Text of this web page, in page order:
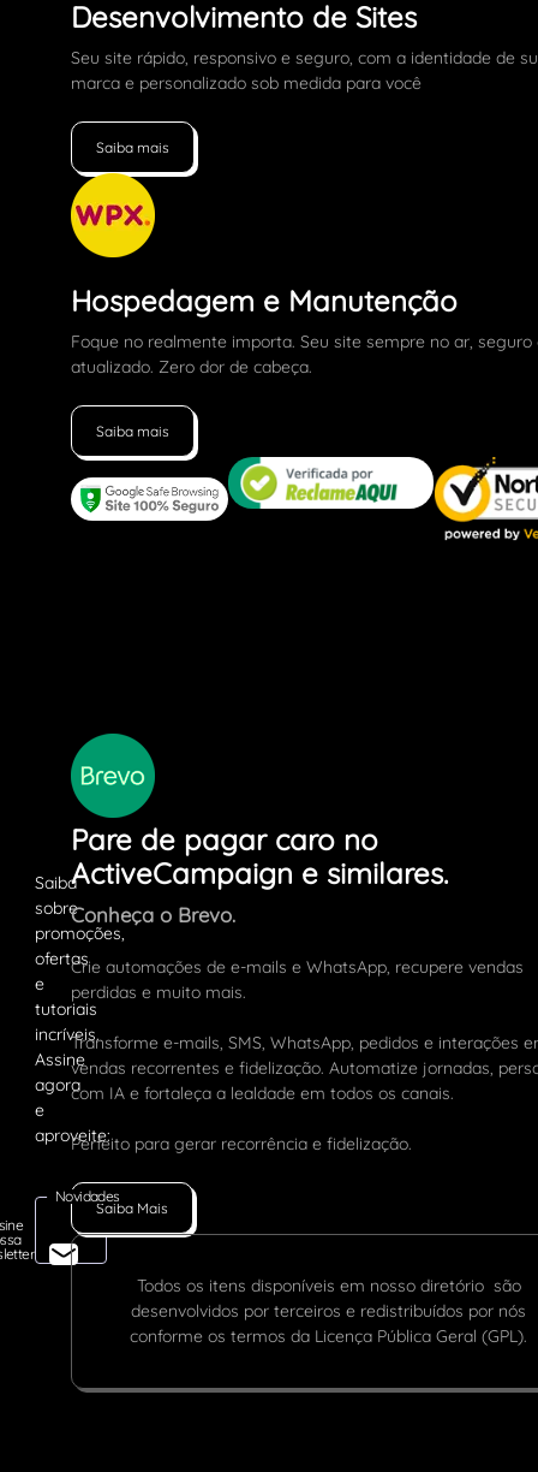
Novidades
Desenvolvimento de Sites
Seu site rápido, responsivo e seguro, com a identidade de
marca e personalizado sob medida para você
Saiba mais
Hospedagem e Manutenção
Foque no realmente importa. Seu site sempre no ar, seguro
atualizado. Zero dor de cabeça.
Saiba mais
Pare de pagar caro no
ActiveCampaign e similares.
Conheça o Brevo.
Crie automações de e-mails e WhatsApp, recupere vendas
perdidas e muito mais.
Transforme e-mails, SMS, WhatsApp, pedidos e interações
vendas recorrentes e fidelização. Automatize jornadas,
com IA e fortaleça a lealdade em todos os canais.
Perfeito para gerar recorrência e fidelização.
Saiba Mais
Todos os itens disponíveis em nosso diretório são
desenvolvidos por terceiros e redistribuídos por nós
conforme os termos da Licença Pública Geral (GPL).